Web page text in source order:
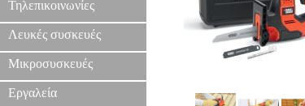
Τηλεπικοινωνίες
Λευκές συσκευές
Μικροσυσκευές
Εργαλεία